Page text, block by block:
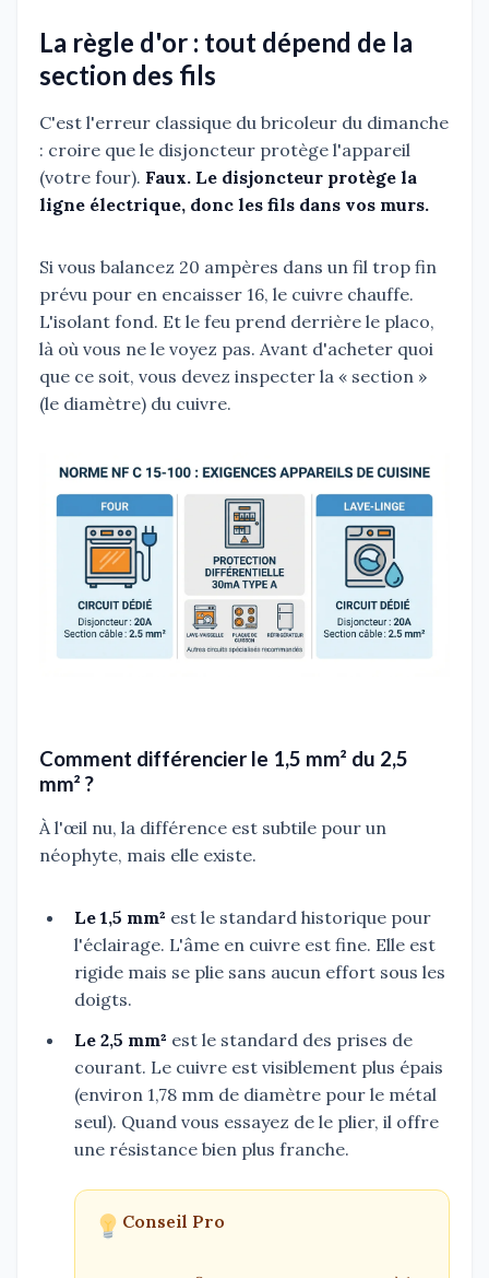
La règle d'or : tout dépend de la
section des fils
C'est l'erreur classique du bricoleur du dimanche
: croire que le disjoncteur protège l'appareil
(votre four). Faux. Le disjoncteur protège la
ligne électrique, donc les fils dans vos murs.
Si vous balancez 20 ampères dans un fil trop fin
prévu pour en encaisser 16, le cuivre chauffe.
L'isolant fond. Et le feu prend derrière le placo,
là où vous ne le voyez pas. Avant d'acheter quoi
que ce soit, vous devez inspecter la « section »
(le diamètre) du cuivre.
Comment différencier le 1,5 mm² du 2,5
mm² ?
À l'œil nu, la différence est subtile pour un
néophyte, mais elle existe.
Le 1,5 mm² est le standard historique pour
l'éclairage. L'âme en cuivre est fine. Elle est
rigide mais se plie sans aucun effort sous les
doigts.
Le 2,5 mm² est le standard des prises de
courant. Le cuivre est visiblement plus épais
(environ 1,78 mm de diamètre pour le métal
seul). Quand vous essayez de le plier, il offre
une résistance bien plus franche.
Conseil Pro